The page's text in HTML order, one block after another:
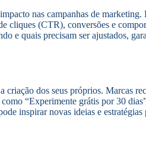
nas campanhas de marketing.
cliques (CTR), conversões e
e quais precisam ser ajustados,
criação dos seus próprios. Marcas
“Experimente grátis por 30
inspirar novas ideias e estratégias